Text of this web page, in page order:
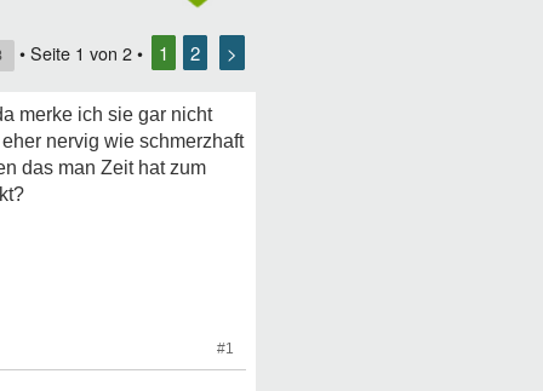
• Seite 1 von 2 • 1 2 >
merke ich sie gar nicht
nervig wie schmerzhaft
das man Zeit hat zum
#1